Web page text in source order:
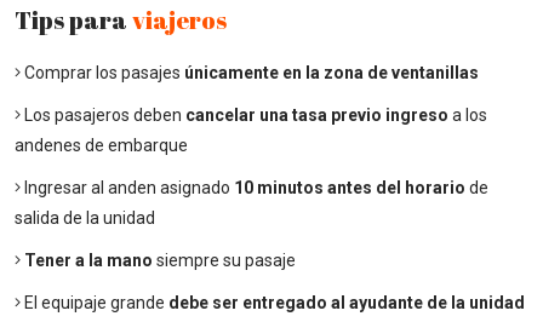
Tips paraviajeros
Comprar los pasajes únicamente en la zona de ventanillas
Los pasajeros deben cancelar una tasa previo ingreso a los
andenes de embarque
Ingresar al anden asignado 10 minutos antes del horario de
salida de la unidad
Tener a la mano siempre su pasaje
El equipaje grande debe ser entregado al ayudante de la unidad